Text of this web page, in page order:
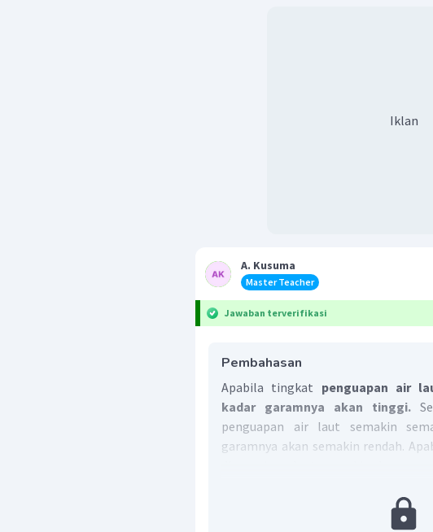
Iklan
A. Kusuma
Master Teacher
Jawaban terverifikasi
Pembahasan
Apabila tingkat penguapan air
kadar garamnya akan tinggi.
penguapan air laut semakin
garamnya akan semakin rendah.
Jadi, jawabn yang tepat adalah A.